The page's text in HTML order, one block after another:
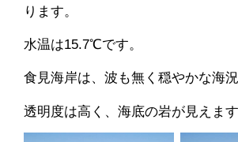
ります。
水温は15.7℃です。
食見海岸は、波も無く穏やかな海況
透明度は高く、海底の岩が見えます